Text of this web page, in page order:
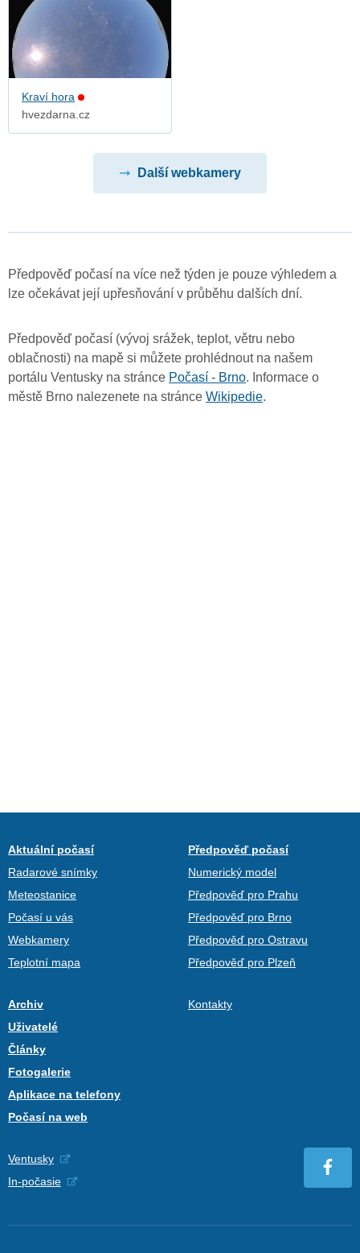
Kraví hora
hvezdarna.cz
Další webkamery
Předpověď počasí na více než týden je pouze výhledem a
lze očekávat její upřesňování v průběhu dalších dní.
Předpověď počasí (vývoj srážek, teplot, větru nebo
oblačnosti) na mapě si můžete prohlédnout na našem
portálu Ventusky na stránce Počasí - Brno. Informace o
městě Brno nalezenete na stránce Wikipedie.
Aktuální počasí
Radarové snímky
Meteostanice
Počasí u vás
Webkamery
Teplotní mapa
Předpověď počasí
Numerický model
Předpověď pro Prahu
Předpověď pro Brno
Předpověď pro Ostravu
Předpověď pro Plzeň
Archiv
Uživatelé
Články
Fotogalerie
Aplikace na telefony
Počasí na web
Kontakty
Ventusky
In-počasie